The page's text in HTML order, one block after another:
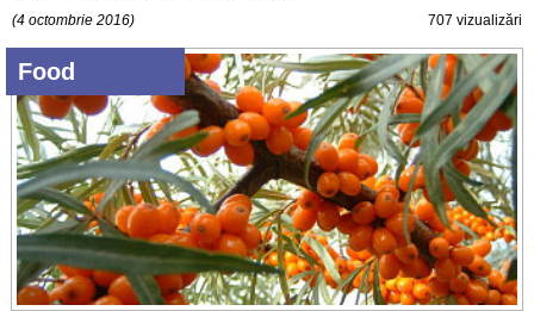
(4 octombrie 2016) 707 vizualizări
Food